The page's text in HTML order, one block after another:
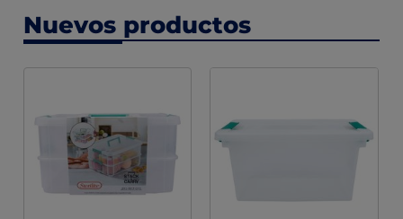
Nuevos productos